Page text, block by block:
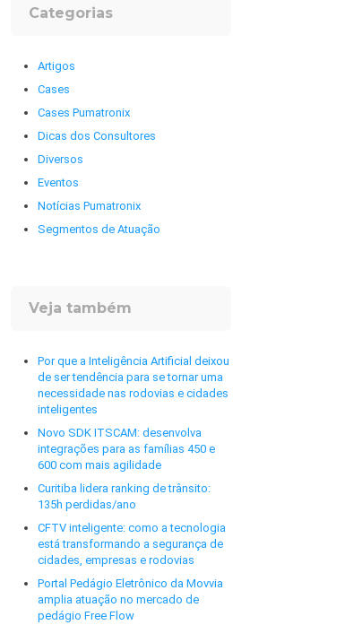
Categorias
Artigos
Cases
Cases Pumatronix
Dicas dos Consultores
Diversos
Eventos
Notícias Pumatronix
Segmentos de Atuação
Veja também
Por que a Inteligência Artificial deixou
de ser tendência para se tornar uma
necessidade nas rodovias e cidades
inteligentes
Novo SDK ITSCAM: desenvolva
integrações para as famílias 450 e
600 com mais agilidade
Curitiba lidera ranking de trânsito:
135h perdidas/ano
CFTV inteligente: como a tecnologia
está transformando a segurança de
cidades, empresas e rodovias
Portal Pedágio Eletrônico da Movvia
amplia atuação no mercado de
pedágio Free Flow